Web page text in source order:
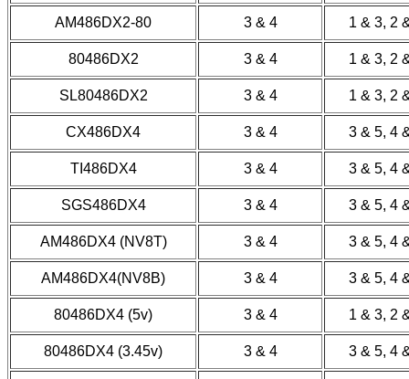
AM486DX2-80 3 & 4 1 & 3, 2
80486DX2 3 & 4 1 & 3, 2
SL80486DX2 3 & 4 1 & 3, 2
CX486DX4 3 & 4 3 & 5, 4
TI486DX4 3 & 4 3 & 5, 4
SGS486DX4 3 & 4 3 & 5, 4
AM486DX4 (NV8T) 3 & 4 3 & 5, 4
AM486DX4(NV8B) 3 & 4 3 & 5, 4
80486DX4 (5v) 3 & 4 1 & 3, 2
80486DX4 (3.45v) 3 & 4 3 & 5, 4